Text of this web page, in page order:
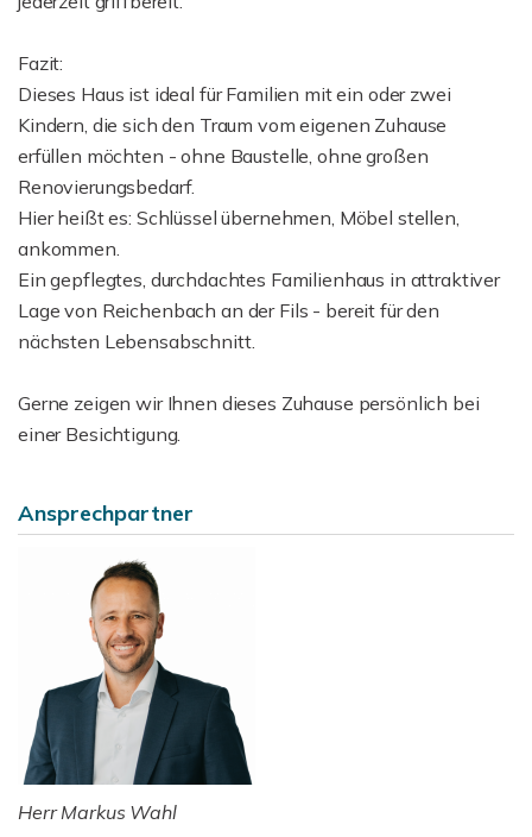
Fazit:
Dieses Haus ist ideal für Familien mit ein oder zwei
Kindern, die sich den Traum vom eigenen Zuhause
erfüllen möchten - ohne Baustelle, ohne großen
Renovierungsbedarf.
Hier heißt es: Schlüssel übernehmen, Möbel stellen,
ankommen.
Ein gepflegtes, durchdachtes Familienhaus in attraktiver
Lage von Reichenbach an der Fils - bereit für den
nächsten Lebensabschnitt.
Gerne zeigen wir Ihnen dieses Zuhause persönlich bei
einer Besichtigung.
Ansprechpartner
Herr Markus Wahl